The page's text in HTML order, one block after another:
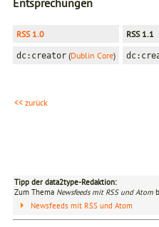
RSS 1.0 RSS 1.1
dc:creator (Dublin Core)
<< zurück
Tipp der data2type-Redaktion:
Zum Thema Newsfeeds mit RSS und Atom
Newsfeeds mit RSS und Atom